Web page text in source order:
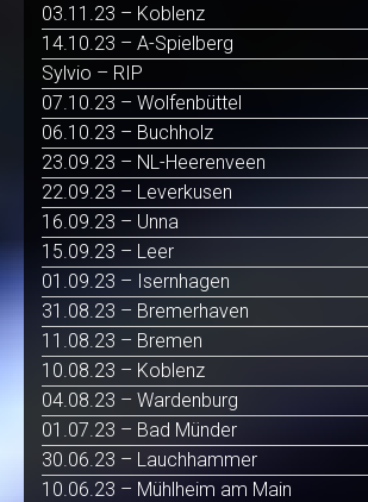
03.11.23 – Koblenz
14.10.23 – A-Spielberg
Sylvio – RIP
07.10.23 – Wolfenbüttel
06.10.23 – Buchholz
23.09.23 – NL-Heerenveen
22.09.23 – Leverkusen
16.09.23 – Unna
15.09.23 – Leer
01.09.23 – Isernhagen
31.08.23 – Bremerhaven
11.08.23 – Bremen
10.08.23 – Koblenz
04.08.23 – Wardenburg
01.07.23 – Bad Münder
30.06.23 – Lauchhammer
10.06.23 – Mühlheim am Main